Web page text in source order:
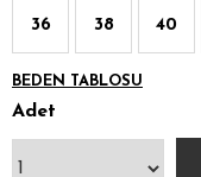
36 38 40
BEDEN TABLOSU
Adet